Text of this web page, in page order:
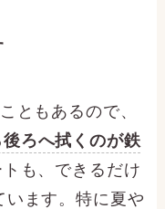
ともあるので、
ろへ拭くのが鉄
も、できるだけ
います。特に夏や